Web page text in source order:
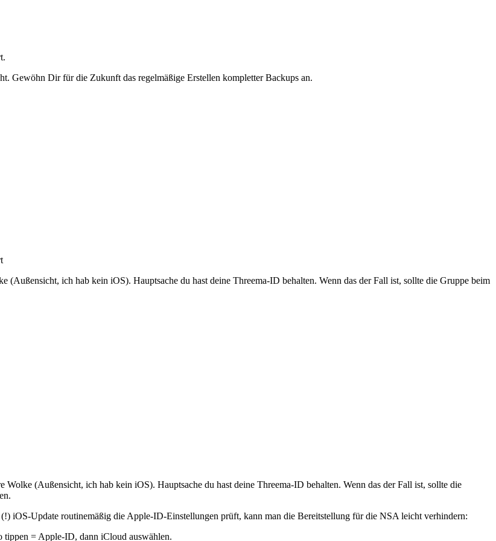
Gewöhn Dir für die Zukunft das regelmäßige Erstellen kompletter Backups an.
(Außensicht, ich hab kein iOS). Hauptsache du hast deine Threema-ID behalten. Wenn das der Fall ist, sollte die Gruppe beim
(Außensicht, ich hab kein iOS). Hauptsache du hast deine Threema-ID behalten. Wenn das der Fall ist, sollte die
iOS-Update routinemäßig die Apple-ID-Einstellungen prüft, kann man die Bereitstellung für die NSA leicht verhindern:
tippen = Apple-ID, dann iCloud auswählen.